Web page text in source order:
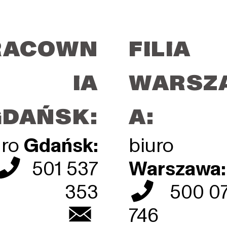
IA
Gdańsk:
501 537
353
︎
FILIA
A:
biuro
Warszawa:
︎ 500
746